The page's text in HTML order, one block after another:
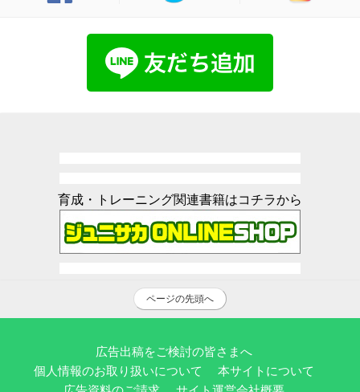
育成・トレーニング関連書籍はコチラから
ページの先頭へ
広告出稿をご検討の皆さまへ
個人情報のお取り扱いについて
本サイトについて